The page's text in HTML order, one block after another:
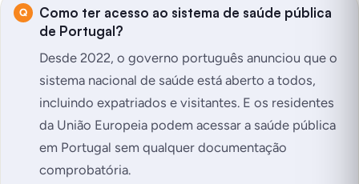
Como ter acesso ao sistema de saúde pública
de Portugal?
Desde 2022, o governo português anunciou que o
sistema nacional de saúde está aberto a todos,
incluindo expatriados e visitantes. E os residentes
da União Europeia podem acessar a saúde pública
em Portugal sem qualquer documentação
comprobatória.